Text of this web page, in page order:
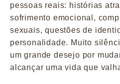
pessoas reais: histórias
sofrimento emocional,
sexuais, questões de
personalidade. Muito
um grande desejo por
alcançar uma vida que